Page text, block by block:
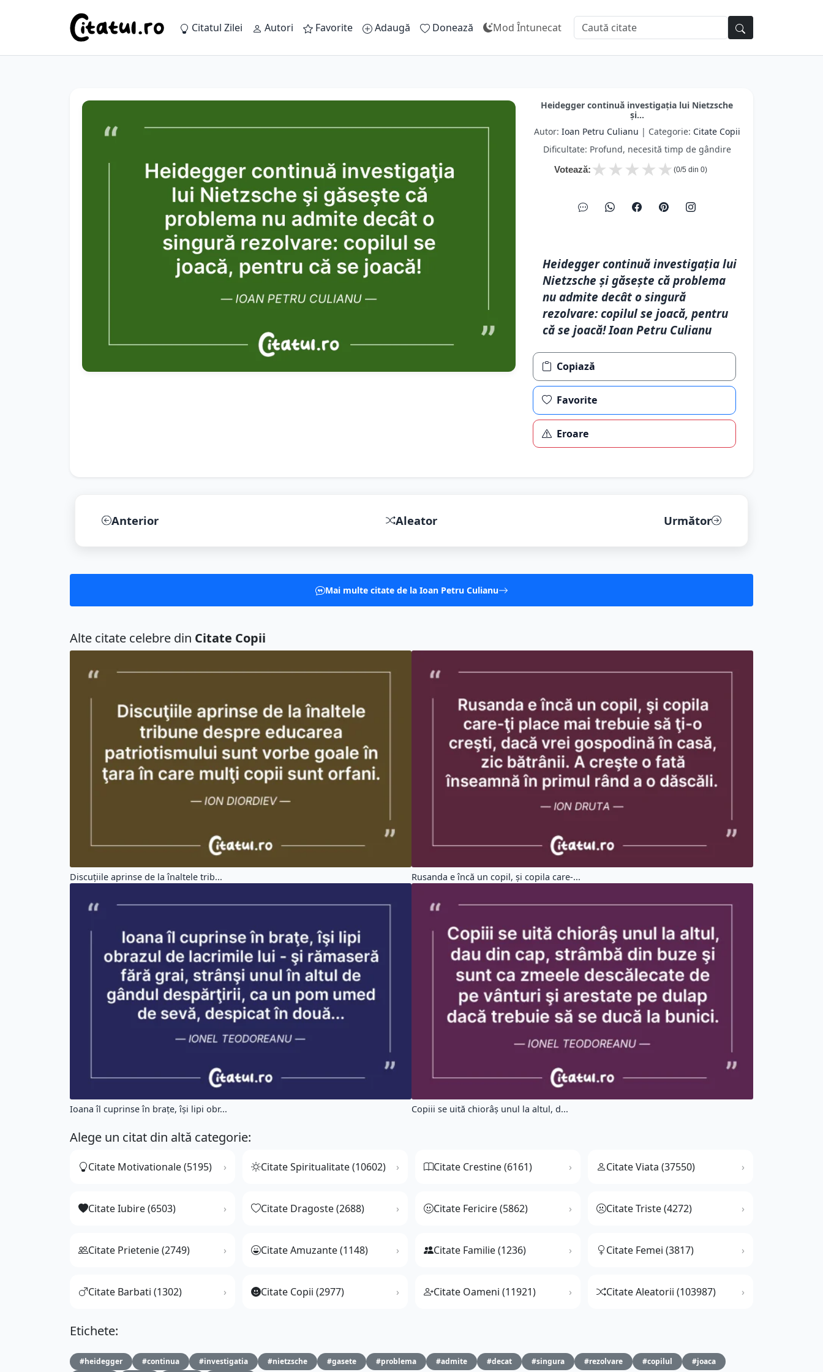
Citatul Zilei Autori Favorite Adaugă Donează Mod Întunecat
Heidegger continuă investigaţia lui Nietzsche
şi...
Autor: Ioan Petru Culianu | Categorie: Citate Copii
Dificultate: Profund, necesită timp de gândire
Votează: ★
★
★
★
★ (0/5 din 0)
Heidegger continuă investigaţia lui
Nietzsche şi găseşte că problema
nu admite decât o singură
rezolvare: copilul se joacă, pentru
că se joacă! Ioan Petru Culianu
Copiază
Favorite
Eroare
Anterior Aleator Următor
Mai multe citate de la Ioan Petru Culianu
Alte citate celebre din Citate Copii
Discuţiile aprinse de la înaltele trib... Rusanda e încă un copil, şi copila care-...
Ioana îl cuprinse în braţe, îşi lipi obr... Copiii se uită chiorâş unul la altul, d...
Alege un citat din altă categorie:
Citate Motivationale (5195) Citate Spiritualitate (10602) Citate Crestine (6161) Citate Viata (37550)
Citate Iubire (6503) Citate Dragoste (2688) Citate Fericire (5862) Citate Triste (4272)
Citate Prietenie (2749) Citate Amuzante (1148) Citate Familie (1236) Citate Femei (3817)
Citate Barbati (1302) Citate Copii (2977) Citate Oameni (11921) Citate Aleatorii (103987)
Etichete:
#heidegger #continua #investigatia #nietzsche #gasete #problema #admite #decat #singura #rezolvare #copilul #joaca